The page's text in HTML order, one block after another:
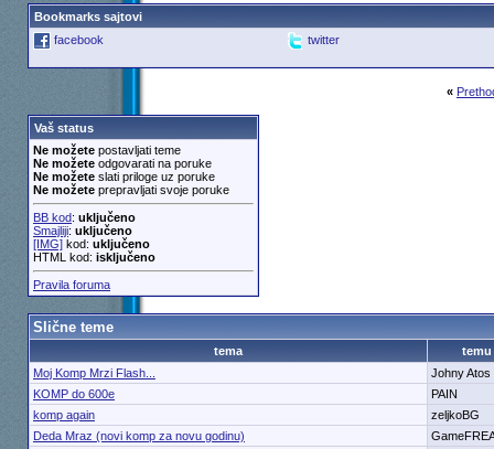
Bookmarks sajtovi
facebook
twitter
«
Vaš status
Ne možetepostavljati teme
Ne možeteodgovarati na poruke
Ne možeteslati priloge uz poruke
Ne možeteprepravljati svoje poruke
BB kod: uključeno
Smajliji: uključeno
[IMG]kod: uključeno
HTML kod: isključeno
Pravila foruma
Slične teme
tema
temu
Moj Komp Mrzi Flash...
Johny Atos
KOMP do 600e
PAIN
komp again
zeljkoBG
Deda Mraz (novi komp za novu godinu)